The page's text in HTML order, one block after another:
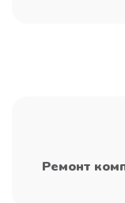
Ремонт